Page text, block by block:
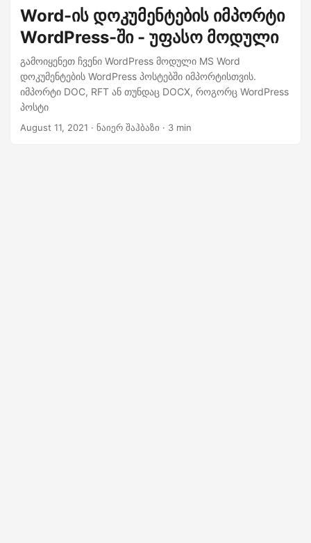
o
n
Word-ის დოკუმენტების იმპორტი
WordPress-ში - უფასო მოდული
გამოიყენეთ ჩვენი WordPress მოდული MS Word
დოკუმენტების WordPress პოსტებში იმპორტისთვის.
იმპორტი DOC, RFT ან თუნდაც DOCX, როგორც WordPress
პოსტი
August 11, 2021 · ნაიერ შაჰბაზი · 3 min